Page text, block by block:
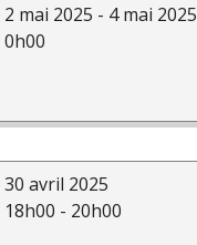
2 mai 2025 - 4 mai 2025
0h00
30 avril 2025
18h00 - 20h00